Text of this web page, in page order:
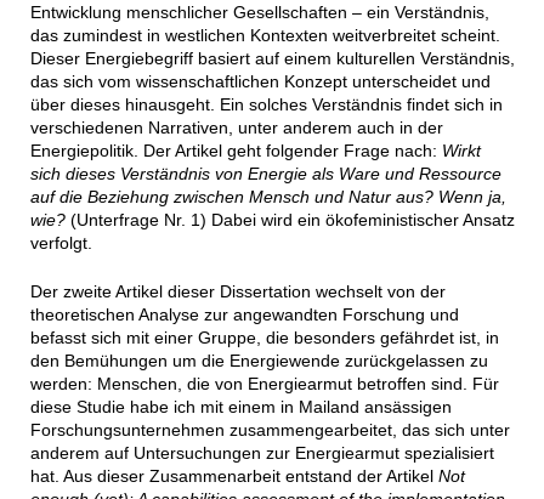
Entwicklung menschlicher Gesellschaften – ein Verständnis,
das zumindest in westlichen Kontexten weitverbreitet scheint.
Dieser Energiebegriff basiert auf einem kulturellen Verständnis,
das sich vom wissenschaftlichen Konzept unterscheidet und
über dieses hinausgeht. Ein solches Verständnis findet sich in
verschiedenen Narrativen, unter anderem auch in der
Energiepolitik. Der Artikel geht folgender Frage nach: Wirkt
sich dieses Verständnis von Energie als Ware und Ressource
auf die Beziehung zwischen Mensch und Natur aus? Wenn ja,
wie?(Unterfrage Nr. 1) Dabei wird ein ökofeministischer Ansatz
verfolgt.
Der zweite Artikel dieser Dissertation wechselt von der
theoretischen Analyse zur angewandten Forschung und
befasst sich mit einer Gruppe, die besonders gefährdet ist, in
den Bemühungen um die Energiewende zurückgelassen zu
werden: Menschen, die von Energiearmut betroffen sind. Für
diese Studie habe ich mit einem in Mailand ansässigen
Forschungsunternehmen zusammengearbeitet, das sich unter
anderem auf Untersuchungen zur Energiearmut spezialisiert
hat. Aus dieser Zusammenarbeit entstand der Artikel Not